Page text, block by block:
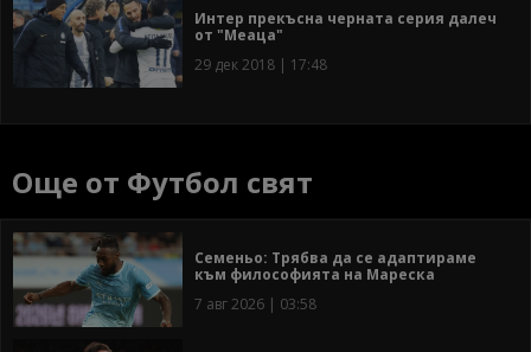
Интер прекъсна черната серия далеч
от "Меаца"
29 дек 2018 | 17:48
Още от Футбол свят
Семеньо: Трябва да се адаптираме
към философията на Мареска
7 авг 2026 | 03:58